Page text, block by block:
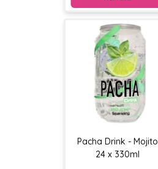
Pacha Drink - Mojito
24 x 330ml